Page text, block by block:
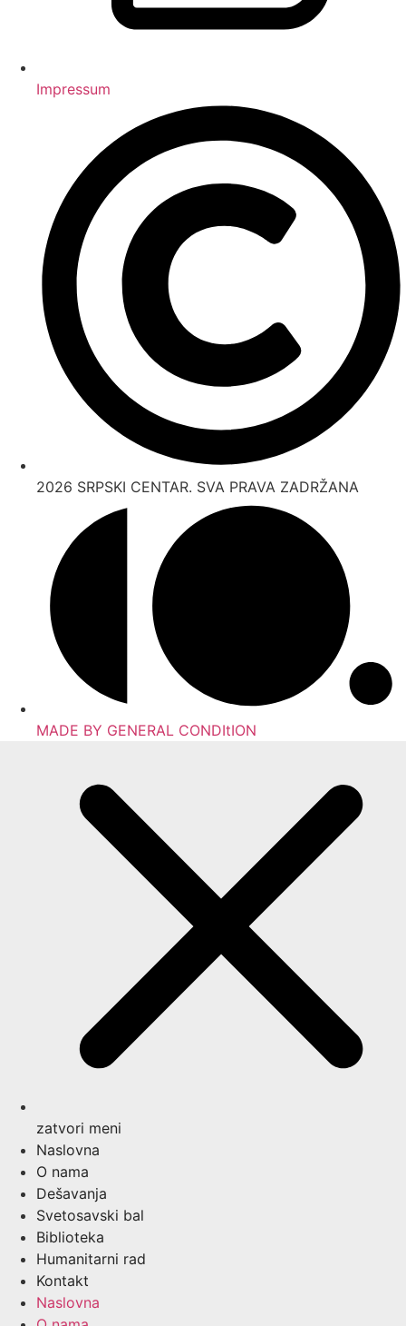
Impressum
2026 SRPSKI CENTAR. SVA PRAVA ZADRŽANA
MADE BY GENERAL CONDItION
zatvori meni
Naslovna
O nama
Dešavanja
Svetosavski bal
Biblioteka
Humanitarni rad
Kontakt
Naslovna